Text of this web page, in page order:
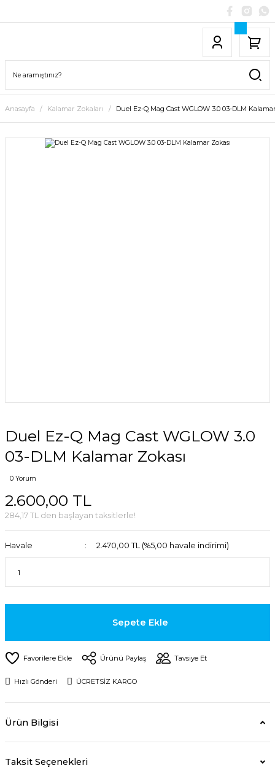
Anasayfa Kalamar Zokaları Duel Ez-Q Mag Cast WGLOW 3.0 03-DLM
Duel Ez-Q Mag Cast WGLOW 3.0
03-DLM Kalamar Zokası
0 Yorum
2.600,00 TL
284,17 TL den başlayan taksitlerle!
Havale 2.470,00 TL (%5,00 havale indirimi)
Sepete Ekle
Ürünü Paylaş Tavsiye Et
Hızlı Gönderi ÜCRETSİZ KARGO
Ürün Bilgisi
Taksit Seçenekleri